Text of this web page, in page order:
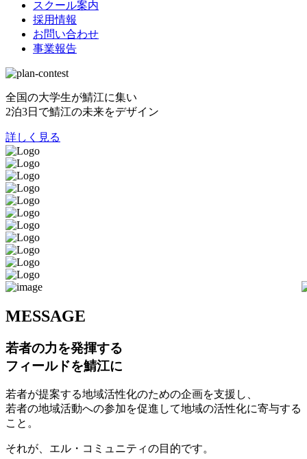
スクール案内
採用情報
お問い合わせ
事業報告
全国の大学生が鯖江に集い
2泊3日で鯖江の未来をデザイン
詳しく見る
MESSAGE
若者の力を発揮する
フィールドを鯖江に
若者が提案する地域活性化のための企画を支援し、
若者の地域活動への参加を促進して地域の活性化に寄与する
こと。
それが、エル・コミュニティの目的です。